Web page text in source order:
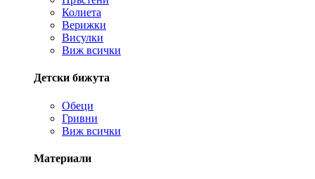
Колиета
Верижки
Висулки
Виж всички
Детски бижута
Обеци
Гривни
Виж всички
Материали